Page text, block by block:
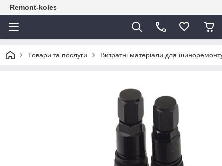
Remont-koles
Товари та послуги Витратні матеріали для